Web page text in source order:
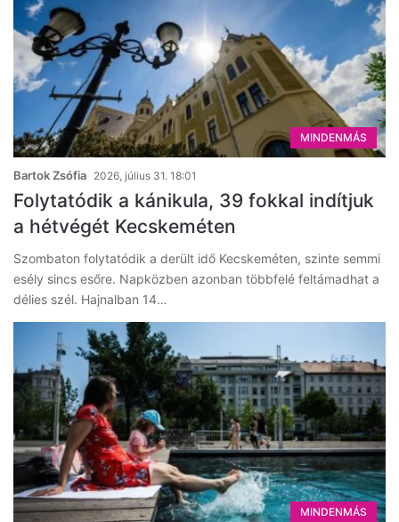
MINDENMÁS
Bartok Zsófia 2026, július 31. 18:01
Folytatódik a kánikula, 39 fokkal indítjuk
a hétvégét Kecskeméten
Szombaton folytatódik a derült idő Kecskeméten, szinte semmi
esély sincs esőre. Napközben azonban többfelé feltámadhat a
délies szél. Hajnalban 14…
MINDENMÁS